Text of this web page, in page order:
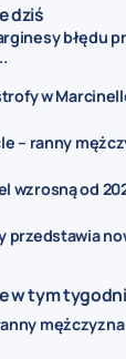
dziś
błędu
w
– ranny
wzrosną od
przedstawia
w tym